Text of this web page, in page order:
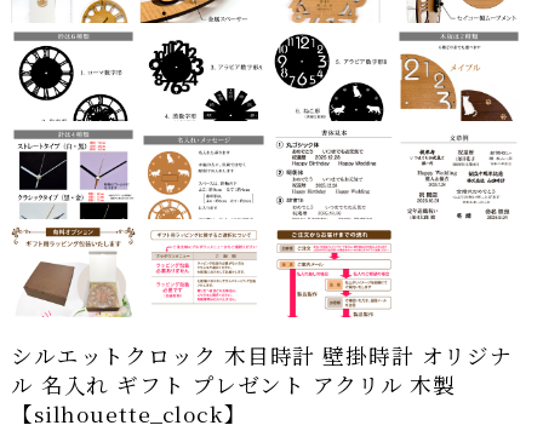
シルエットクロック 木目時計 壁掛時計 オリジナ
ル 名入れ ギフト プレゼント アクリル 木製
【silhouette_clock】